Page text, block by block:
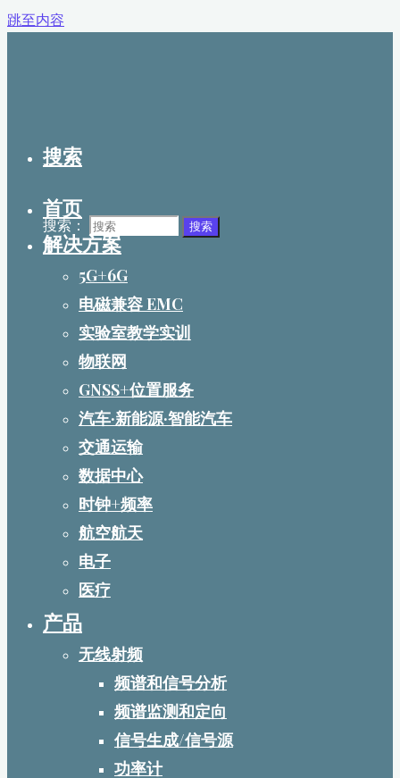
跳至内容
搜索
搜索： 搜索
首页
解决方案
5G+6G
电磁兼容 EMC
实验室教学实训
物联网
GNSS+位置服务
汽车·新能源·智能汽车
交通运输
数据中心
时钟+频率
航空航天
电子
医疗
产品
无线射频
频谱和信号分析
频谱监测和定向
信号生成/信号源
功率计